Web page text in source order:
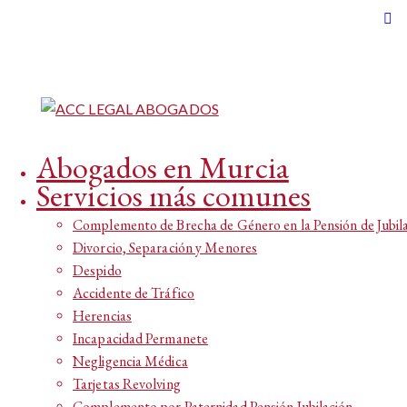
Abogados en Murcia
Servicios más comunes
Complemento de Brecha de Género en la Pensión de
Divorcio, Separación y Menores
Despido
Accidente de Tráfico
Herencias
Incapacidad Permanete
Negligencia Médica
Tarjetas Revolving